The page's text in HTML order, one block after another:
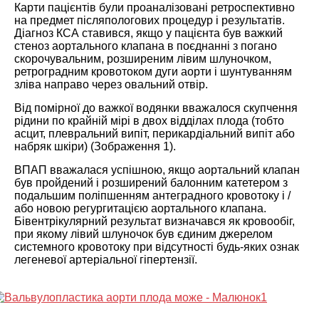
Карти пацієнтів були проаналізовані ретроспективно
на предмет післяпологових процедур і результатів.
Діагноз КСА ставився, якщо у пацієнта був важкий
стеноз аортального клапана в поєднанні з погано
скорочувальним, розширеним лівим шлуночком,
ретроградним кровотоком дуги аорти і шунтуванням
зліва направо через овальний отвір.
Від помірної до важкої водянки вважалося скупчення
рідини по крайній мірі в двох відділах плода (тобто
асцит, плевральний випіт, перикардіальний випіт або
набряк шкіри) (Зображення 1).
ВПАП вважалася успішною, якщо аортальний клапан
був пройдений і розширений балонним катетером з
подальшим поліпшенням антеградного кровотоку і /
або новою регургитацією аортального клапана.
Бівентрікулярний результат визначався як кровообіг,
при якому лівий шлуночок був єдиним джерелом
системного кровотоку при відсутності будь-яких ознак
легеневої артеріальної гіпертензії.